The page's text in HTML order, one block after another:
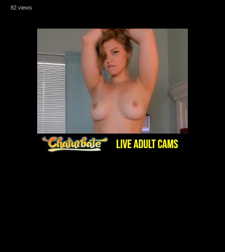
82 views